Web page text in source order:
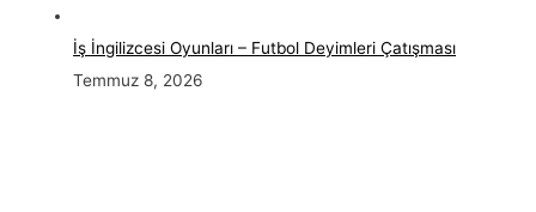
İş İngilizcesi Oyunları – Futbol Deyimleri Çatışması
Temmuz 8, 2026